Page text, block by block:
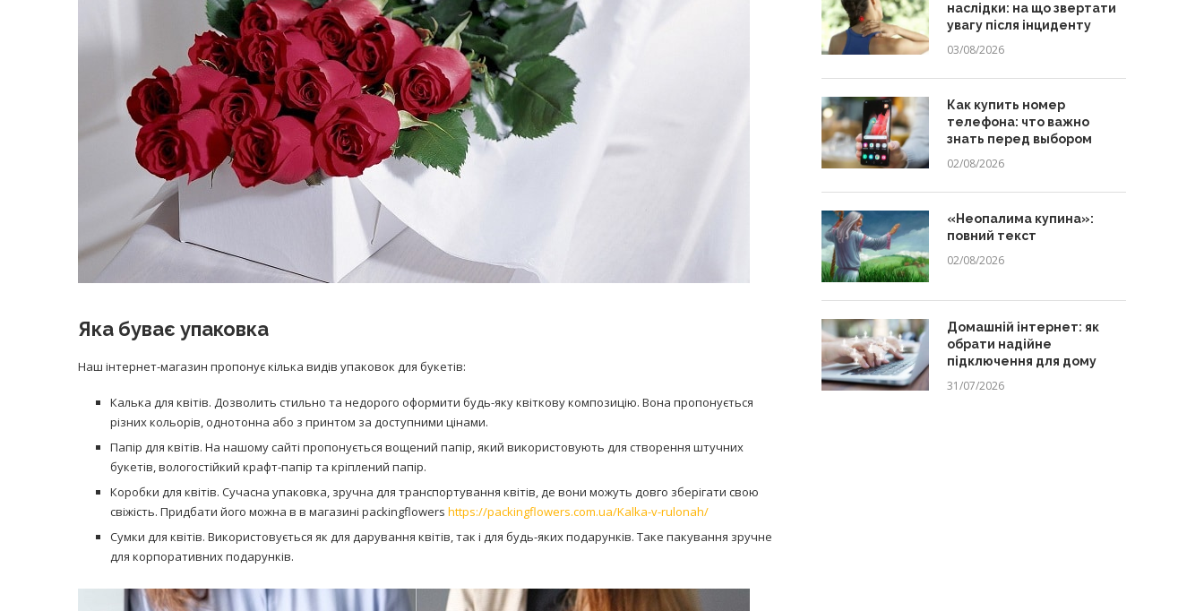
Яка буває упаковка
Наш інтернет-магазин пропонує кілька видів упаковок для букетів:
Калька для квітів. Дозволить стильно та недорого оформити будь-яку квіткову композицію. Вона пропонується
різних кольорів, однотонна або з принтом за доступними цінами.
Папір для квітів. На нашому сайті пропонується вощений папір, який використовують для створення штучних
букетів, вологостійкий крафт-папір та кріплений папір.
Коробки для квітів. Сучасна упаковка, зручна для транспортування квітів, де вони можуть довго зберігати свою
свіжість. Придбати його можна в в магазині packingflowers https://packingflowers.com.ua/Kalka-v-rulonah/
Сумки для квітів. Використовується як для дарування квітів, так і для будь-яких подарунків. Таке пакування зручне
для корпоративних подарунків.
наслідки: на що звертати
увагу після інциденту
03/08/2026
Как купить номер
телефона: что важно
знать перед выбором
02/08/2026
«Неопалима купина»:
повний текст
02/08/2026
Домашній інтернет: як
обрати надійне
підключення для дому
31/07/2026